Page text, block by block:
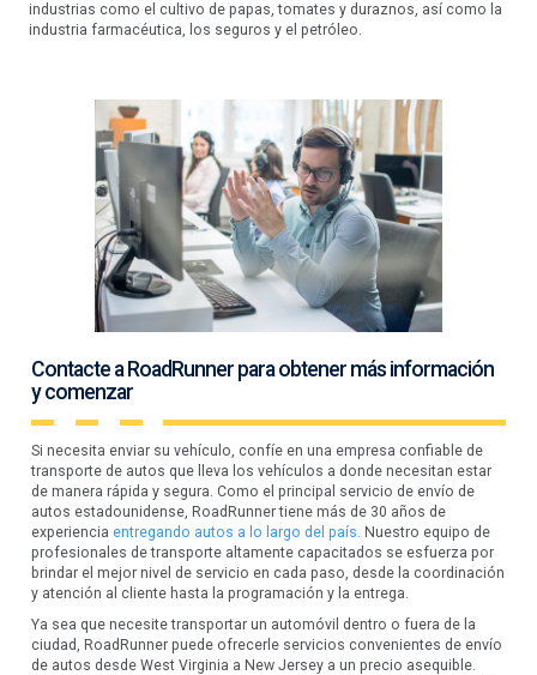
industrias como el cultivo de papas, tomates y duraznos, así como la
industria farmacéutica, los seguros y el petróleo.
Contacte a RoadRunner para obtener más información
y comenzar
Si necesita enviar su vehículo, confíe en una empresa confiable de
transporte de autos que lleva los vehículos a donde necesitan estar
de manera rápida y segura. Como el principal servicio de envío de
autos estadounidense, RoadRunner tiene más de 30 años de
experienciaentregando autos a lo largo del país. Nuestro equipo de
profesionales de transporte altamente capacitados se esfuerza por
brindar el mejor nivel de servicio en cada paso, desde la coordinación
y atención al cliente hasta la programación y la entrega.
Ya sea que necesite transportar un automóvil dentro o fuera de la
ciudad, RoadRunner puede ofrecerle servicios convenientes de envío
de autos desde West Virginia a New Jersey a un precio asequible.